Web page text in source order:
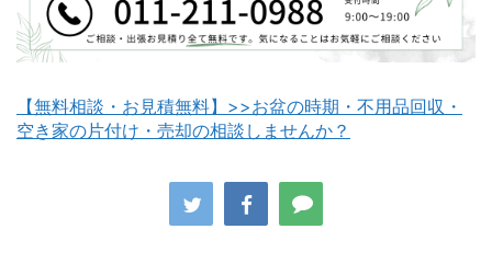
【無料相談・お見積無料】>>お盆の時期・不用品回収・
空き家の片付け・売却の相談しませんか？